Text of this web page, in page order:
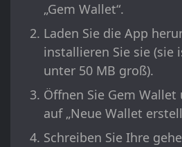
„Gem Wallet“.
Laden Sie die App
installieren Sie sie (sie
unter 50 MB groß).
Öffnen Sie Gem
auf „Neue Wallet
Schreiben Sie Ihre